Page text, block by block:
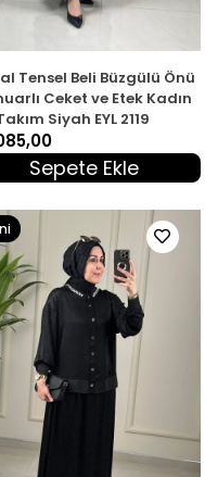
Tensel Beli Büzgülü Önü
Ceket ve Etek Kadın
Siyah EYL 2119
Sepete Ekle